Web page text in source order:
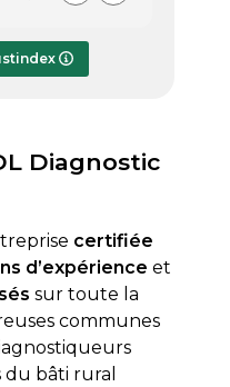
m’a été
ce qui est
Diagnostic
certifiée
d’expérience et
sur toute la
communes
du bâti rural